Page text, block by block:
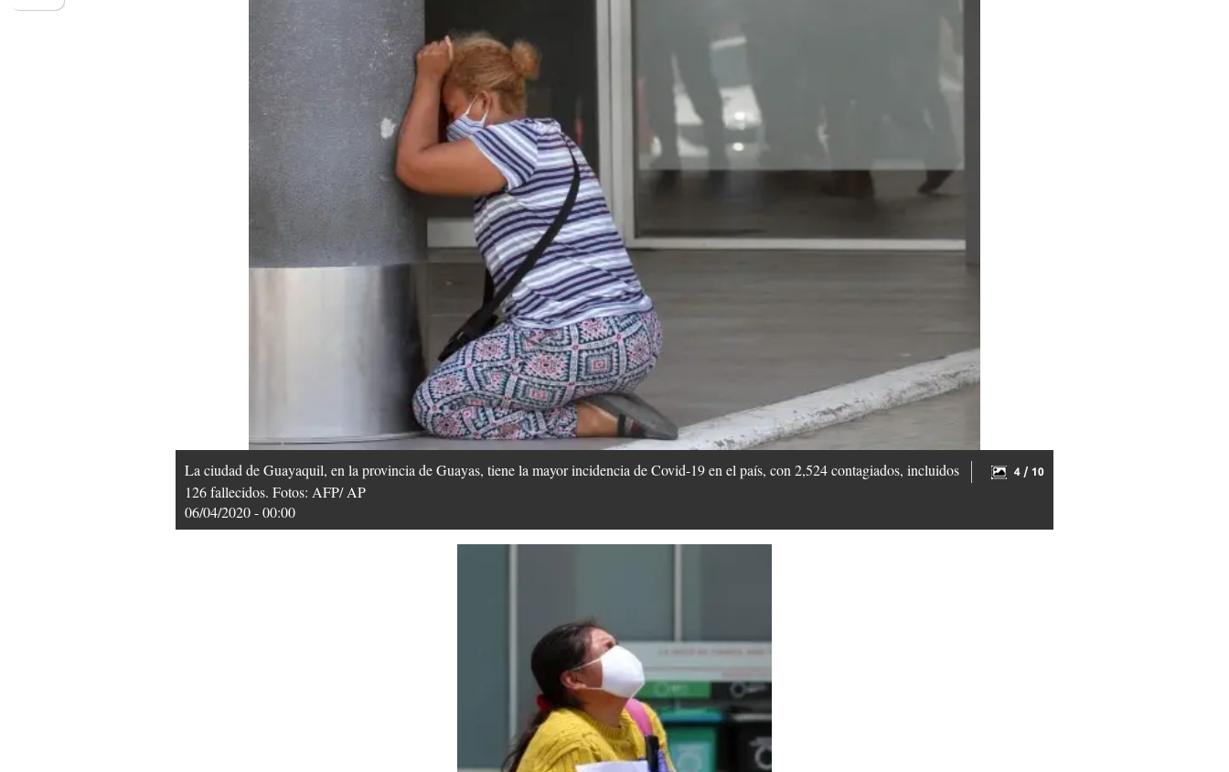
La ciudad de Guayaquil, en la provincia de Guayas, tiene la mayor incidencia de Covid-19 en el país, con 2,524 contagiados, incluidos
126 fallecidos. Fotos: AFP/ AP
06/04/2020 - 00:00
4 / 10